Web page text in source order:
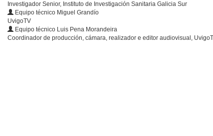
Investigador Senior, Instituto de Investigación Sanitaria Galicia Sur
Equipo técnico Miguel Grandío
UvigoTV
Equipo técnico Luis Pena Morandeira
Coordinador de producción, cámara, realizador e editor audiovisual,